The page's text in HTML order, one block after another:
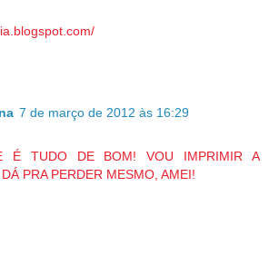
7 de março de 2012 às 16:29
É TUDO DE BOM! VOU IMPRIMIR A
PRA PERDER MESMO, AMEI!